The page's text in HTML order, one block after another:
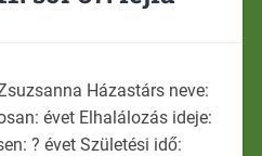
Házastárs neve:
évet Elhalálozás ideje:
? évet Születési idő: